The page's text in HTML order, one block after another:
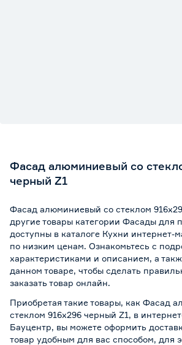
Фасад алюминиевый со
черный Z1
Фасад алюминиевый со стеклом
другие товары категории Фасады для
доступны в каталоге Кухни интернет-
по низким ценам. Ознакомьтесь с
характеристиками и описанием, а
данном товаре, чтобы сделать
заказать товар онлайн.
Приобретая такие товары, как Фасад
стеклом 916х296 черный Z1, в
Бауцентр, вы можете оформить
товар удобным для вас способом, для